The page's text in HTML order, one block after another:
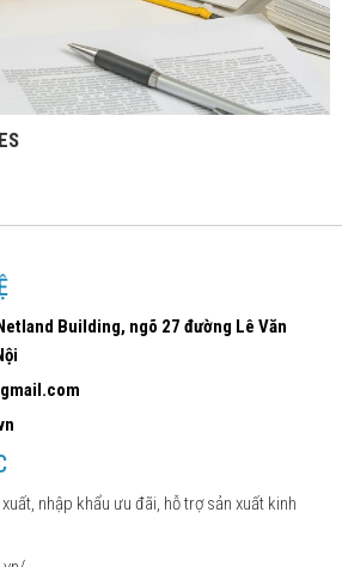
Building, ngõ 27 đường Lê Văn
nhập khẩu ưu đãi, hỗ trợ sản xuất kinh